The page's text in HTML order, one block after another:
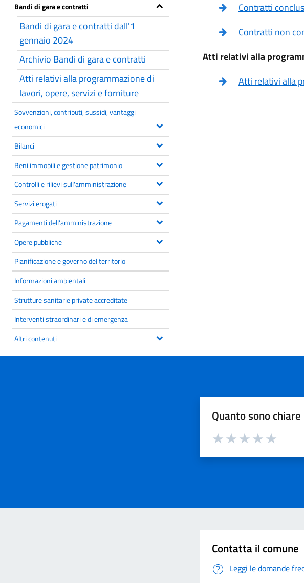
Bandi di gara e contratti
Bandi di gara e contratti dall'1
gennaio 2024
Archivio Bandi di gara e contratti
Atti relativi alla programmazione di
lavori, opere, servizi e forniture
Sovvenzioni, contributi, sussidi, vantaggi
economici
Bilanci
Beni immobili e gestione patrimonio
Controlli e rilievi sull'amministrazione
Servizi erogati
Pagamenti dell'amministrazione
Opere pubbliche
Pianificazione e governo del territorio
Informazioni ambientali
Strutture sanitarie private accreditate
Interventi straordinari e di emergenza
Altri contenuti
Contratti
Contratti non
Atti relativi alla
Atti relativi alla
Quanto sono
Contatta il comune
Leggi le domande